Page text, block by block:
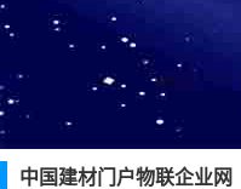
中国建材门户物联企业网